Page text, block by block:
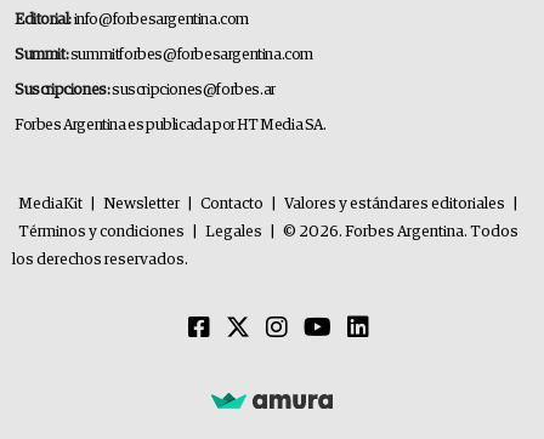
Editorial:info@forbesargentina.com
Summit:summitforbes@forbesargentina.com
Suscripciones:suscripciones@forbes.ar
Forbes Argentina es publicada por HT Media SA.
MediaKit Newsletter Contacto Valores y estándares editoriales
Términos y condiciones
Legales
© 2026. Forbes Argentina. Todos
los derechos reservados.